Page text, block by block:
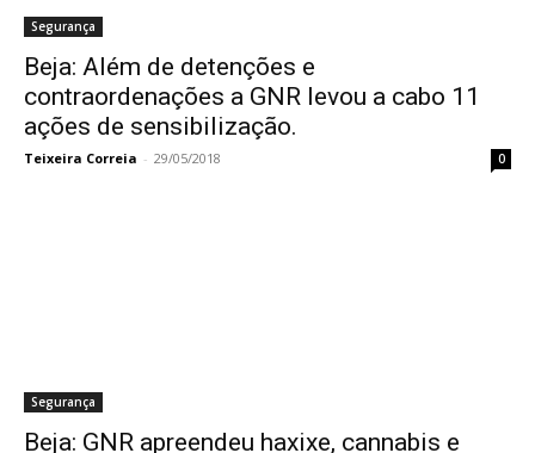
Segurança
Beja: Além de detenções e
contraordenações a GNR levou a cabo 11
ações de sensibilização.
Teixeira Correia - 29/05/2018 0
Segurança
Beja: GNR apreendeu haxixe, cannabis e